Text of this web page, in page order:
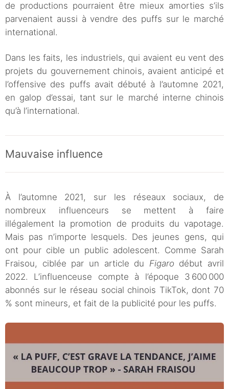
de productions pourraient être mieux amorties s’ils
parvenaient aussi à vendre des puffs sur le marché
international.
Dans les faits, les industriels, qui avaient eu vent des
projets du gouvernement chinois, avaient anticipé et
l’offensive des puffs avait débuté à l’automne 2021,
en galop d’essai, tant sur le marché interne chinois
qu’à l’international.
Mauvaise influence
À l’automne 2021, sur les réseaux sociaux, de
nombreux influenceurs se mettent à faire
illégalement la promotion de produits du vapotage.
Mais pas n’importe lesquels. Des jeunes gens, qui
ont pour cible un public adolescent. Comme Sarah
Fraisou, ciblée par un article du Figaro début avril
2022. L’influenceuse compte à l’époque 3 600 000
abonnés sur le réseau social chinois TikTok, dont 70
% sont mineurs, et fait de la publicité pour les puffs.